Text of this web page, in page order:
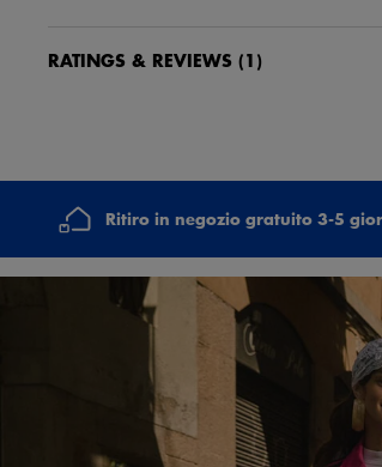
RATINGS & REVIEWS (1)
Perfetta! Arrivato in tempi brevi. Grazie !!!!!!!!
Ritiro in negozio gratuito 3-5